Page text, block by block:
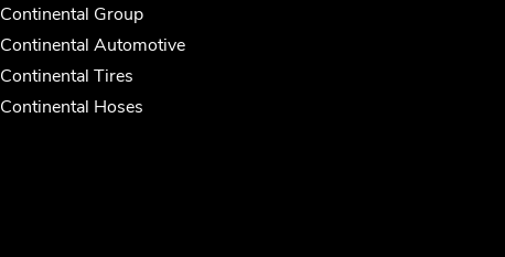
Continental Group
Continental Automotive
Continental Tires
Continental Hoses